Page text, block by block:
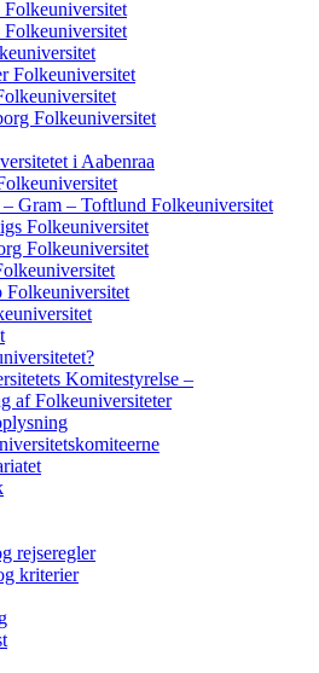
Folkeuniversitet
Folkeuniversitet
Folkeuniversitet
i Aabenraa
Gram – Toftlund Folkeuniversitet
Folkeuniversitet
Folkeuniversitet
Folkeuniversitet
Komitestyrelse –
af Folkeuniversiteter
rejseregler
kriterier